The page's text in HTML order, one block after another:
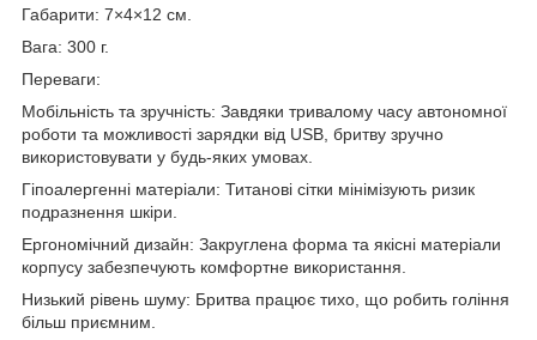
Габарити: 7×4×12 см.
Вага: 300 г.
Переваги:
Мобільність та зручність: Завдяки тривалому часу автономної
роботи та можливості зарядки від USB, бритву зручно
використовувати у будь-яких умовах.
Гіпоалергенні матеріали: Титанові сітки мінімізують ризик
подразнення шкіри.
Ергономічний дизайн: Закруглена форма та якісні матеріали
корпусу забезпечують комфортне використання.
Низький рівень шуму: Бритва працює тихо, що робить гоління
більш приємним.